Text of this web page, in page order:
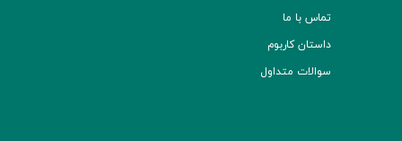
تماس با ما
داستان کاربوم
سوالات متداول